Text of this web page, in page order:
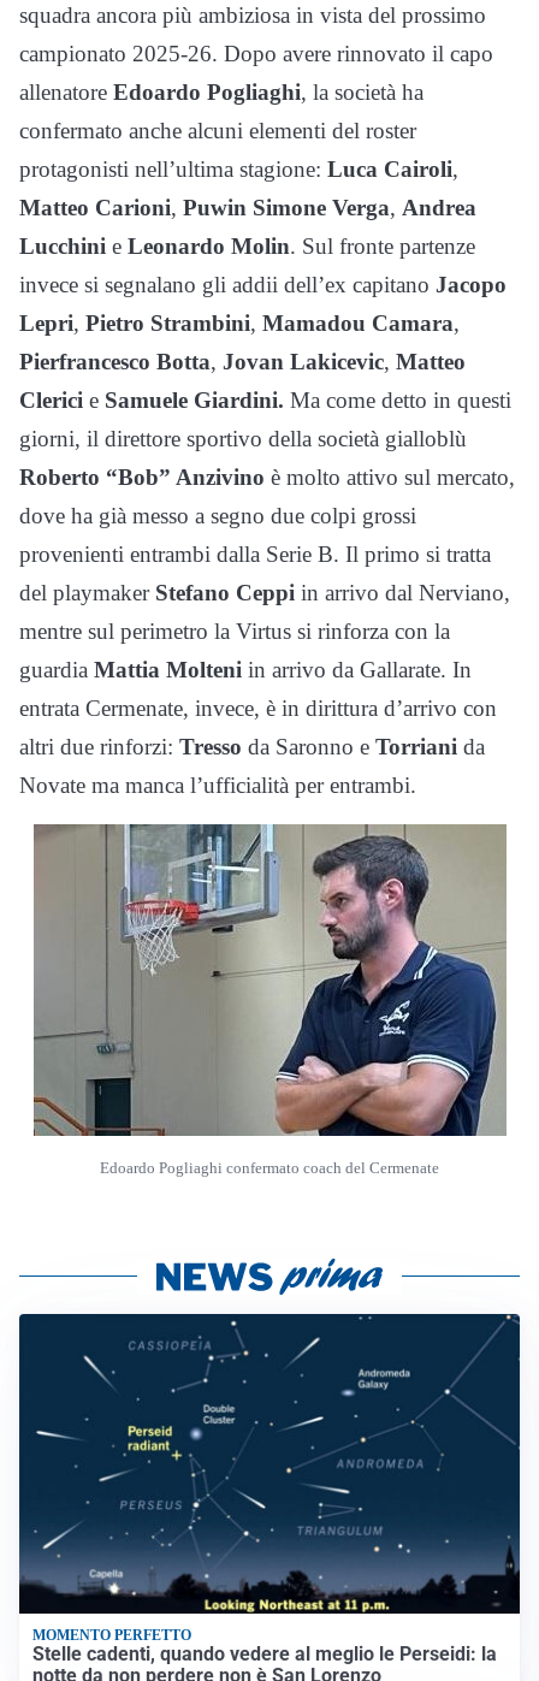
squadra ancora più ambiziosa in vista del prossimo
campionato 2025-26. Dopo avere rinnovato il capo
allenatore Edoardo Pogliaghi, la società ha
confermato anche alcuni elementi del roster
protagonisti nell’ultima stagione: Luca Cairoli,
Matteo Carioni, Puwin Simone Verga, Andrea
Lucchini e Leonardo Molin. Sul fronte partenze
invece si segnalano gli addii dell’ex capitano Jacopo
Lepri, Pietro Strambini, Mamadou Camara,
Pierfrancesco Botta, Jovan Lakicevic, Matteo
Clerici e Samuele Giardini. Ma come detto in questi
giorni, il direttore sportivo della società gialloblù
Roberto “Bob” Anzivino è molto attivo sul mercato,
dove ha già messo a segno due colpi grossi
provenienti entrambi dalla Serie B. Il primo si tratta
del playmaker Stefano Ceppi in arrivo dal Nerviano,
mentre sul perimetro la Virtus si rinforza con la
guardia Mattia Molteni in arrivo da Gallarate. In
entrata Cermenate, invece, è in dirittura d’arrivo con
altri due rinforzi: Tresso da Saronno e Torriani da
Novate ma manca l’ufficialità per entrambi.
Edoardo Pogliaghi confermato coach del Cermenate
MOMENTO PERFETTO
Stelle cadenti, quando vedere al meglio le Perseidi: la
notte da non perdere non è San Lorenzo